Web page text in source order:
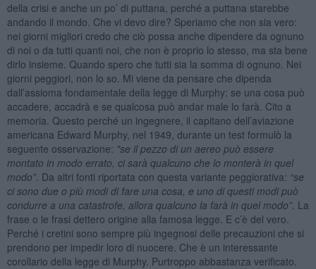
della crisi e anche un po’ di puttana, perché a puttana starebbe
andando il mondo. Che vi devo dire? Speriamo che non sia vero:
nei giorni migliori credo che ciò possa anche dipendere da ognuno
di noi o da tutti quanti noi, che non è proprio lo stesso, ma sta bene
dirlo insieme. Quando spero che tutti sia la somma di ognuno. Nei
giorni peggiori, non lo so. Mi viene da pensare che dipenda
dall’assioma fondamentale della legge di Murphy: se una cosa può
accadere, accadrà e se qualcosa può andar male lo farà. Cito a
memoria. Questo perché un ingegnere, il capitano dell’aviazione
americana Edward Murphy, nel 1949, durante un test formulò la
seguente osservazione: "se il pezzo di un aereo può essere
montato in modo errato, ci sarà qualcuno che lo monterà in quel
modo”. Da altri fonti riportata con questa variante peggiorativa: “se
ci sono due o più modi di fare una cosa, e uno di questi modi può
condurre a una catastrofe, allora qualcuno la farà in quel modo”. La
frase o le frasi dettero origine alla famosa legge. E c’è del vero.
Perché i cretini sono sempre più ingegnosi delle precauzioni che si
prendono per impedir loro di nuocere. Che è un interessante
corollario della legge di Murphy. Purtroppo abbastanza verificato.